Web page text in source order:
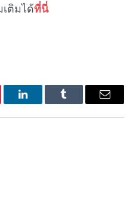
ติมได้ที่นี่
LinkedInTumblr Email